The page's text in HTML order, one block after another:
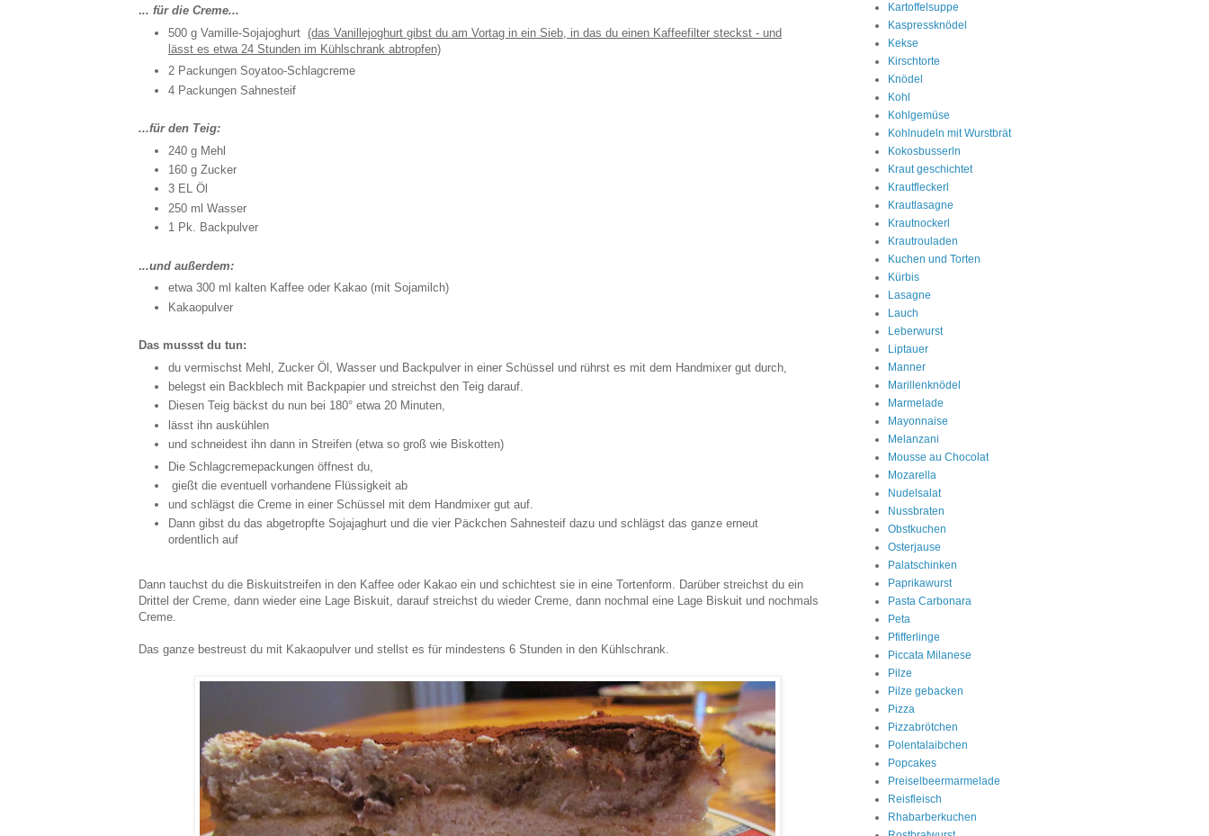
... für die Creme...
500 g Vamille-Sojajoghurt (das Vanillejoghurt gibst du am Vortag in ein Sieb, in das du einen Kaffeefilter steckst - und
lässt es etwa 24 Stunden im Kühlschrank abtropfen)
2 Packungen Soyatoo-Schlagcreme
4 Packungen Sahnesteif
...für den Teig:
240 g Mehl
160 g Zucker
3 EL Öl
250 ml Wasser
1 Pk. Backpulver
...und außerdem:
etwa 300 ml kalten Kaffee oder Kakao (mit Sojamilch)
Kakaopulver
Das mussst du tun:
du vermischst Mehl, Zucker Öl, Wasser und Backpulver in einer Schüssel und rührst es mit dem Handmixer gut durch,
belegst ein Backblech mit Backpapier und streichst den Teig darauf.
Diesen Teig bäckst du nun bei 180° etwa 20 Minuten,
lässt ihn auskühlen
und schneidest ihn dann in Streifen (etwa so groß wie Biskotten)
Die Schlagcremepackungen öffnest du,
gießt die eventuell vorhandene Flüssigkeit ab
und schlägst die Creme in einer Schüssel mit dem Handmixer gut auf.
Dann gibst du das abgetropfte Sojajaghurt und die vier Päckchen Sahnesteif dazu und schlägst das ganze erneut
ordentlich auf
Dann tauchst du die Biskuitstreifen in den Kaffee oder Kakao ein und schichtest sie in eine Tortenform. Darüber streichst du ein
Drittel der Creme, dann wieder eine Lage Biskuit, darauf streichst du wieder Creme, dann nochmal eine Lage Biskuit und nochmals
Creme.
Das ganze bestreust du mit Kakaopulver und stellst es für mindestens 6 Stunden in den Kühlschrank.
Kartoffelsuppe
Kaspressknödel
Kekse
Kirschtorte
Knödel
Kohl
Kohlgemüse
Kohlnudeln mit Wurstbrät
Kokosbusserln
Kraut geschichtet
Krautfleckerl
Krautlasagne
Krautnockerl
Krautrouladen
Kuchen und Torten
Kürbis
Lasagne
Lauch
Leberwurst
Liptauer
Manner
Marillenknödel
Marmelade
Mayonnaise
Melanzani
Mousse au Chocolat
Mozarella
Nudelsalat
Nussbraten
Obstkuchen
Osterjause
Palatschinken
Paprikawurst
Pasta Carbonara
Peta
Pfifferlinge
Piccata Milanese
Pilze
Pilze gebacken
Pizza
Pizzabrötchen
Polentalaibchen
Popcakes
Preiselbeermarmelade
Reisfleisch
Rhabarberkuchen